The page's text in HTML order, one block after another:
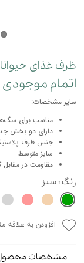
ظرف غذای
اتمام موجودی
سایر مشخصات:
مناسب برای
دارای دو بخش
جنس ظرف
سایز متوسط
مقاومت در مقابل
رنگ : سبز
افزودن به علاقه
مشخصات